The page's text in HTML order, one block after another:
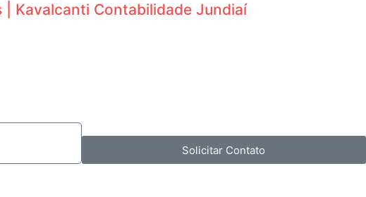
Kavalcanti Contabilidade Jundiaí
Solicitar Contato